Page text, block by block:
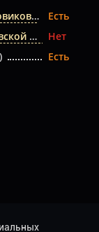
Магазин "Все масла" на ул. Маршала Новикова
Есть
Магазин "Все масла" на пр. Александровской Фермы
Нет
Есть